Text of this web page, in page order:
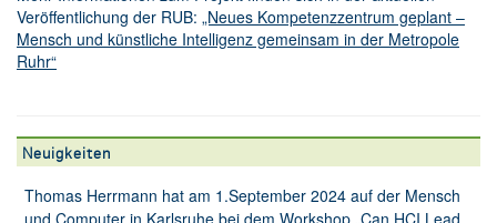
Veröffentlichung der RUB: „Neues Kompetenzzentrum geplant –
Mensch und künstliche Intelligenz gemeinsam in der Metropole
Ruhr“
Neuigkeiten
Thomas Herrmann hat am 1.September 2024 auf der Mensch
und Computer in Karlsruhe bei dem Workshop „Can HCI Lead